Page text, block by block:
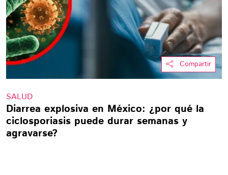
Compartir
SALUD
Diarrea explosiva en México: ¿por qué la
ciclosporiasis puede durar semanas y
agravarse?